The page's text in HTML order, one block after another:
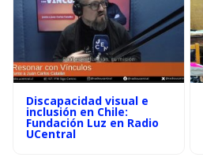
Discapacidad visual e
inclusión en Chile:
Fundación Luz en Radio
UCentral